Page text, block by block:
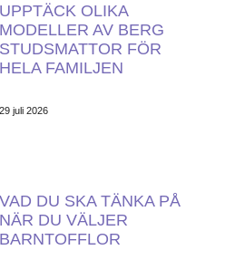
UPPTÄCK OLIKA
MODELLER AV BERG
STUDSMATTOR FÖR
HELA FAMILJEN
29 juli 2026
VAD DU SKA TÄNKA PÅ
NÄR DU VÄLJER
BARNTOFFLOR